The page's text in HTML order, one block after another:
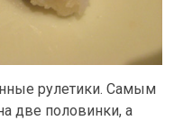
рулетики. Самым
две половинки, а